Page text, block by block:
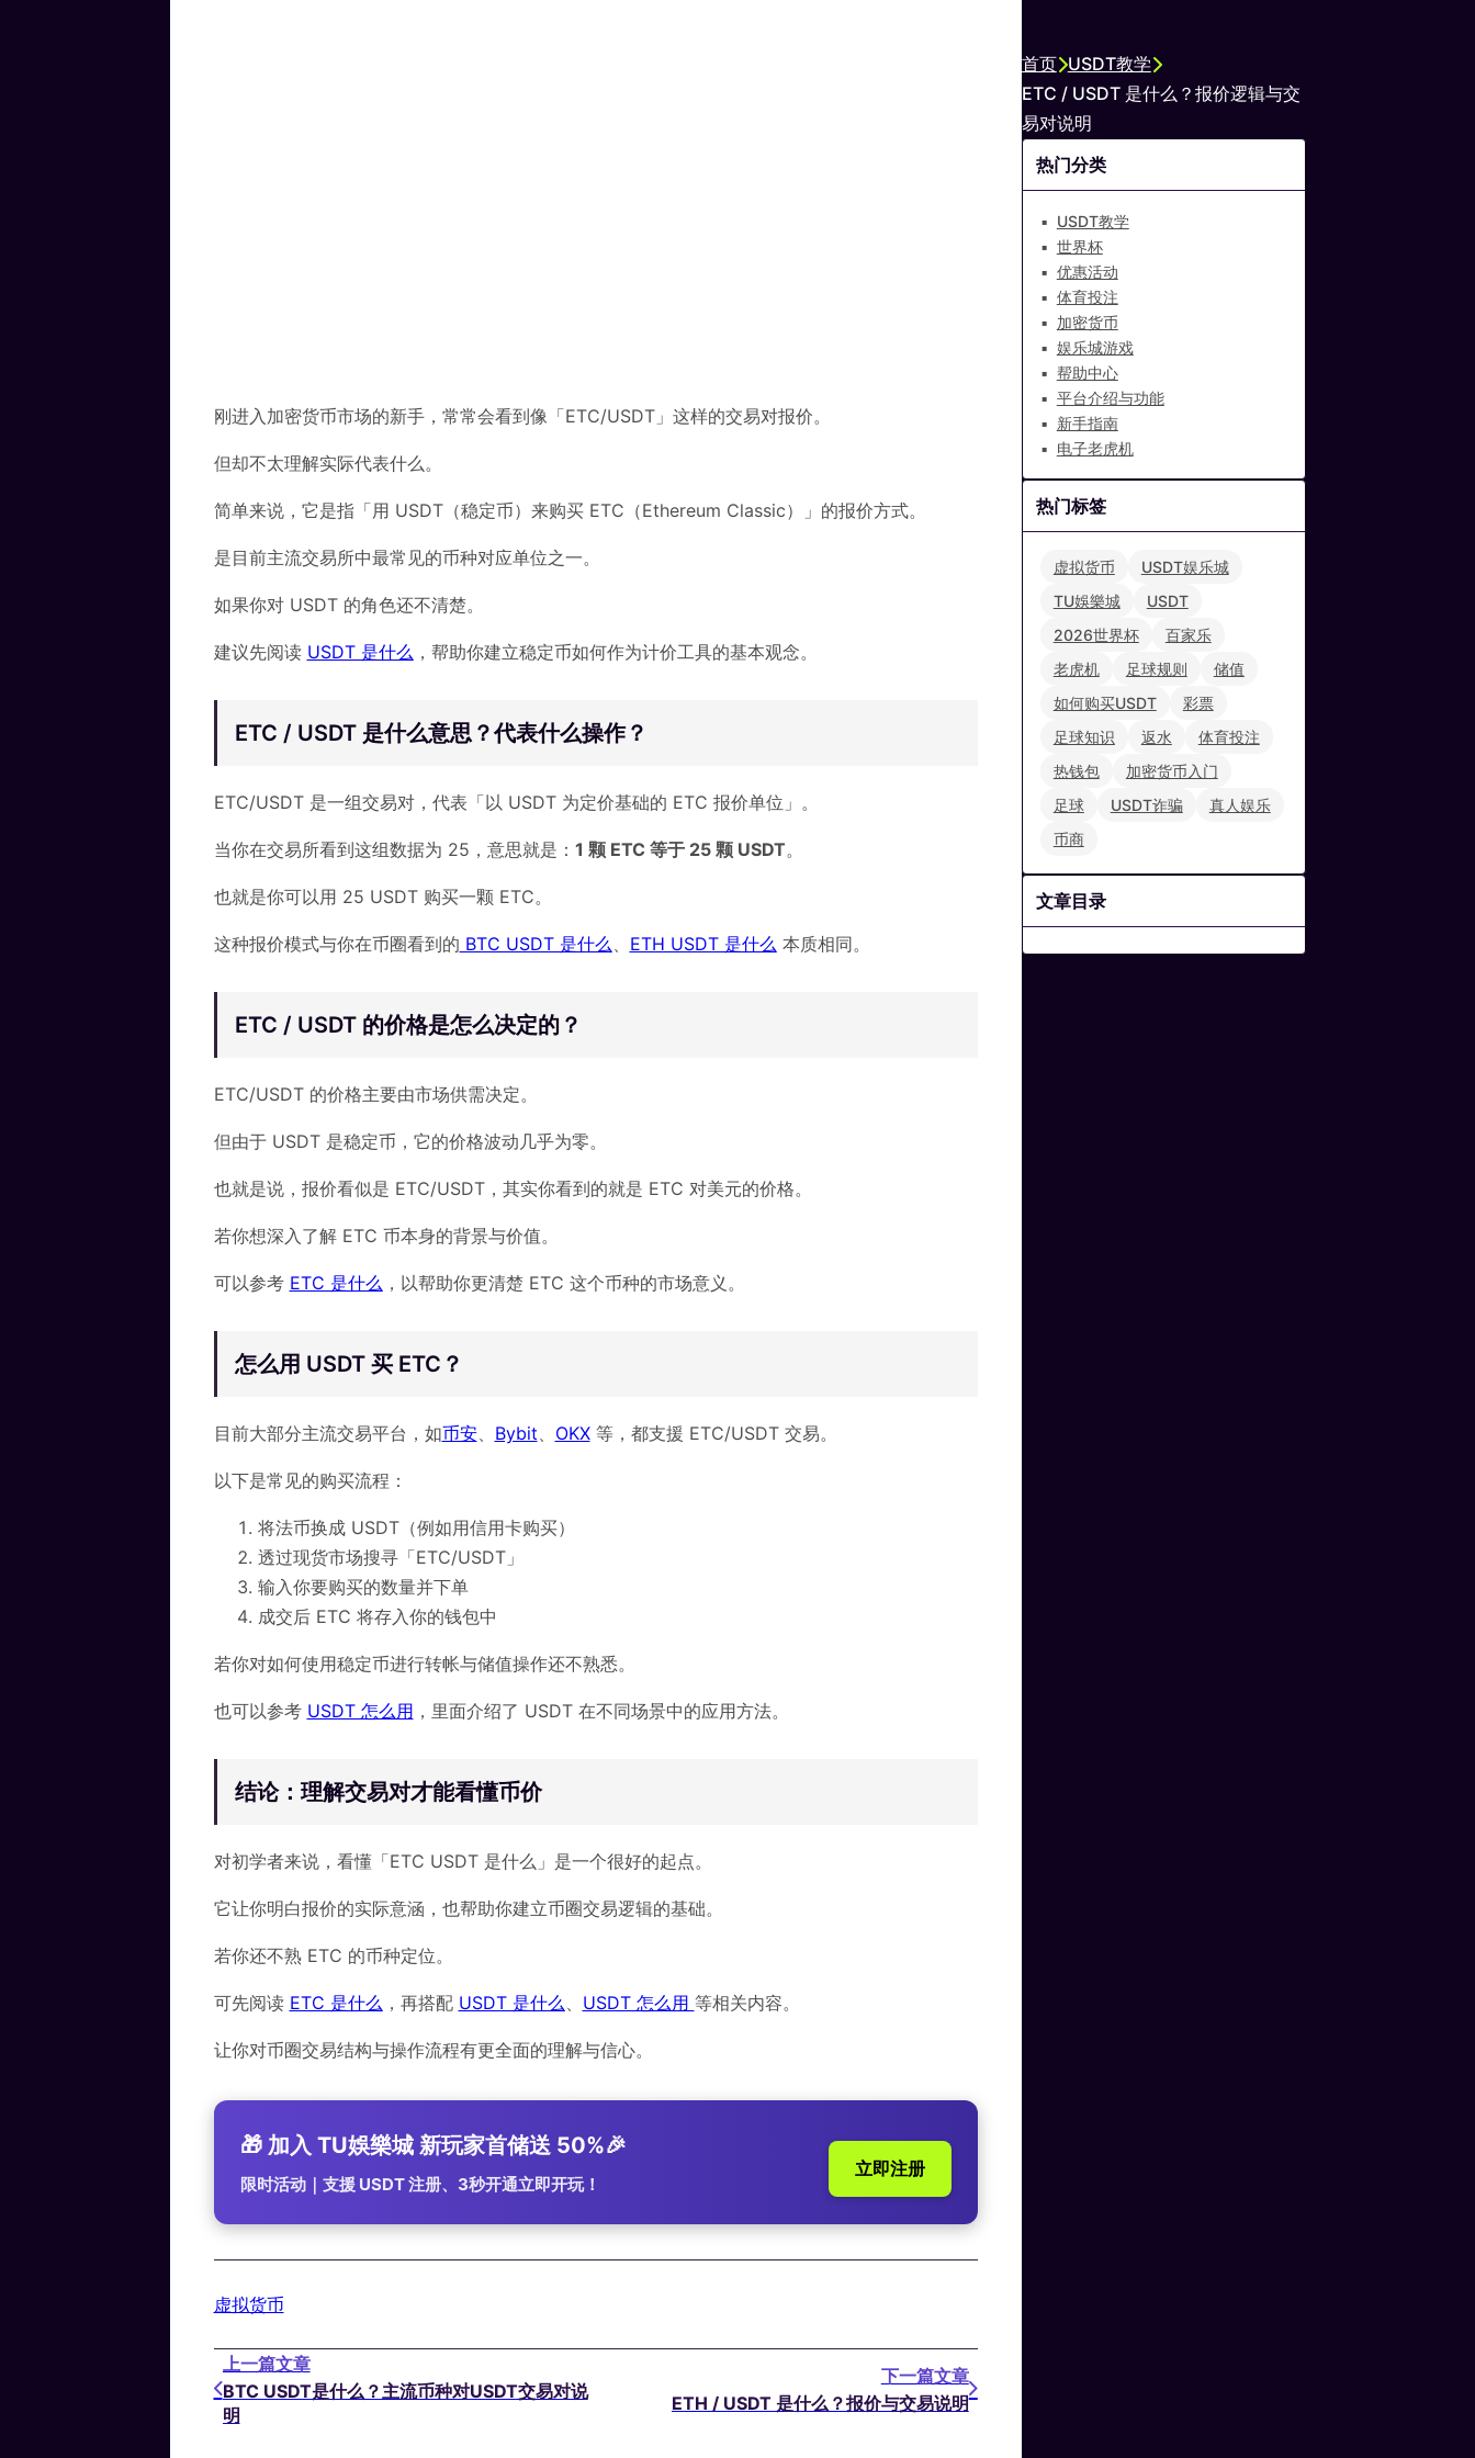
刚进入加密货币市场的新手，常常会看到像「ETC/USDT」这样的交易对报价。
但却不太理解实际代表什么。
简单来说，它是指「用 USDT（稳定币）来购买 ETC（Ethereum Classic）」的报价方式。
是目前主流交易所中最常见的币种对应单位之一。
如果你对 USDT 的角色还不清楚。
建议先阅读 USDT 是什么 ，帮助你建立稳定币如何作为计价工具的基本观念。
ETC / USDT 是什么意思？代表什么操作？
ETC/USDT 是一组交易对，代表「以 USDT 为定价基础的 ETC 报价单位」。
当你在交易所看到这组数据为 25，意思就是： 1 颗 ETC 等于 25 颗 USDT。
也就是你可以用 25 USDT 购买一颗 ETC。
这种报价模式与你在币圈看到的 BTC USDT 是什么、 ETH USDT 是什么 本质相同。
ETC / USDT 的价格是怎么决定的？
ETC/USDT 的价格主要由市场供需决定。
但由于 USDT 是稳定币，它的价格波动几乎为零。
也就是说，报价看似是 ETC/USDT，其实你看到的就是 ETC 对美元的价格。
若你想深入了解 ETC 币本身的背景与价值。
可以参考 ETC 是什么 ，以帮助你更清楚 ETC 这个币种的市场意义。
怎么用 USDT 买 ETC？
目前大部分主流交易平台，如币安、 Bybit、 OKX等，都支援 ETC/USDT 交易。
以下是常见的购买流程：
将法币换成 USDT（例如用信用卡购买）
透过现货市场搜寻「ETC/USDT」
输入你要购买的数量并下单
成交后 ETC 将存入你的钱包中
若你对如何使用稳定币进行转帐与储值操作还不熟悉。
也可以参考 USDT 怎么用 ，里面介绍了 USDT 在不同场景中的应用方法。
结论：理解交易对才能看懂币价
对初学者来说，看懂「ETC USDT 是什么」是一个很好的起点。
它让你明白报价的实际意涵，也帮助你建立币圈交易逻辑的基础。
若你还不熟 ETC 的币种定位。
可先阅读 ETC 是什么 ，再搭配 USDT 是什么、 USDT 怎么用 等相关内容。
让你对币圈交易结构与操作流程有更全面的理解与信心。
🎁 加入 TU娛樂城 新玩家首储送 50%🎉
限时活动｜支援 USDT 注册、3秒开通立即开玩！
立即注册
虚拟货币
上一篇文章
BTC USDT是什么？主流币种对USDT交易对说
明
下一篇文章
ETH / USDT 是什么？报价与交易说明
首页 USDT教学
ETC / USDT 是什么？报价逻辑与交
易对说明
热门分类
USDT教学
世界杯
优惠活动
体育投注
加密货币
娱乐城游戏
帮助中心
平台介绍与功能
新手指南
电子老虎机
热门标签
虚拟货币
USDT娱乐城
TU娛樂城
USDT
2026世界杯
百家乐
老虎机
足球规则
储值
如何购买USDT
彩票
足球知识
返水
体育投注
热钱包
加密货币入门
足球
USDT诈骗
真人娱乐
币商
文章目录